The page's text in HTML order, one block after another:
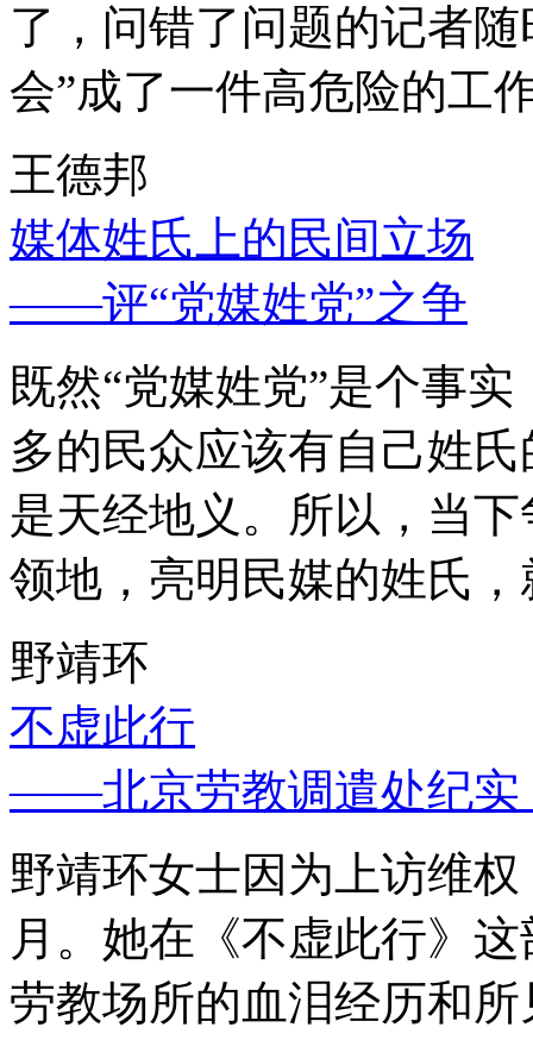
了，问错了问题的记者
会”成了一件高危险的工
王德邦
媒体姓氏上的民间立场
——评“党媒姓党”之争
既然“党媒姓党”是个事
多的民众应该有自己姓
是天经地义。所以，当
领地，亮明民媒的姓氏
野靖环
不虚此行
——北京劳教调遣处纪实
野靖环女士因为上访维
月。她在《不虚此行》
劳教场所的血泪经历和